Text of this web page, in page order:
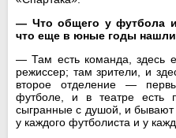
— Что общего у футбола
что еще в юные годы нашли
— Там есть команда, здесь
режиссер; там зрители, и
второе отделение —
футболе, и в театре есть
сыгранные с душой, и
у каждого футболиста и у